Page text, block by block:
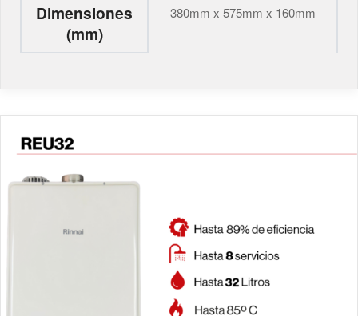
Dimensiones
(mm)
380mm x 575mm x 160mm